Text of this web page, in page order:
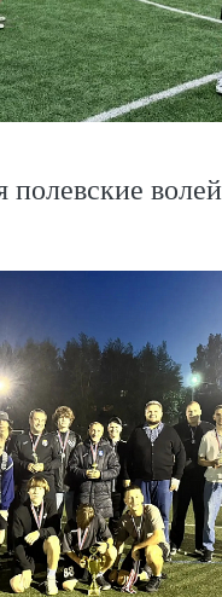
полевские